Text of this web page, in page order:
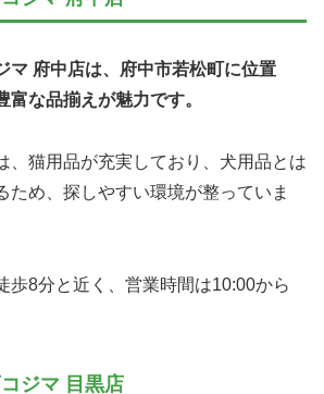
マ 府中店は、府中市若松町に位置
富な品揃えが魅力です。
、猫用品が充実しており、犬用品とは
ため、探しやすい環境が整っていま
歩8分と近く、営業時間は10:00から
ジマ 目黒店